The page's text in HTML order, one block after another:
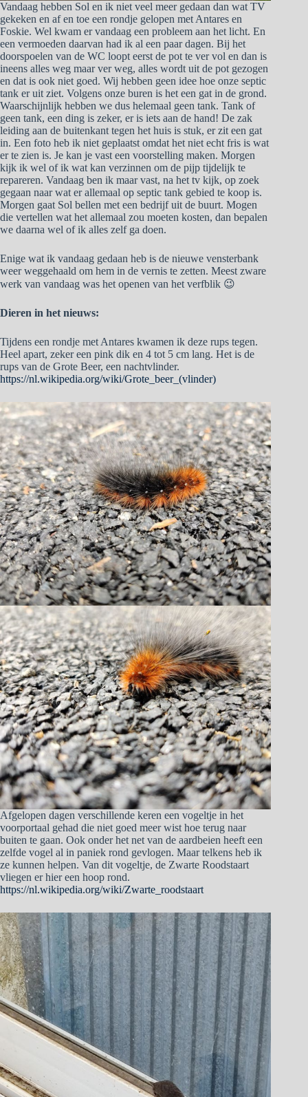
Vandaag hebben Sol en ik niet veel meer gedaan dan wat TV
gekeken en af en toe een rondje gelopen met Antares en
Foskie. Wel kwam er vandaag een probleem aan het licht. En
een vermoeden daarvan had ik al een paar dagen. Bij het
doorspoelen van de WC loopt eerst de pot te ver vol en dan is
ineens alles weg maar ver weg, alles wordt uit de pot gezogen
en dat is ook niet goed. Wij hebben geen idee hoe onze septic
tank er uit ziet. Volgens onze buren is het een gat in de grond.
Waarschijnlijk hebben we dus helemaal geen tank. Tank of
geen tank, een ding is zeker, er is iets aan de hand! De zak
leiding aan de buitenkant tegen het huis is stuk, er zit een gat
in. Een foto heb ik niet geplaatst omdat het niet echt fris is wat
er te zien is. Je kan je vast een voorstelling maken. Morgen
kijk ik wel of ik wat kan verzinnen om de pijp tijdelijk te
repareren. Vandaag ben ik maar vast, na het tv kijk, op zoek
gegaan naar wat er allemaal op septic tank gebied te koop is.
Morgen gaat Sol bellen met een bedrijf uit de buurt. Mogen
die vertellen wat het allemaal zou moeten kosten, dan bepalen
we daarna wel of ik alles zelf ga doen.
Enige wat ik vandaag gedaan heb is de nieuwe vensterbank
weer weggehaald om hem in de vernis te zetten. Meest zware
werk van vandaag was het openen van het verfblik 😉
Dieren in het nieuws:
Tijdens een rondje met Antares kwamen ik deze rups tegen.
Heel apart, zeker een pink dik en 4 tot 5 cm lang. Het is de
rups van de Grote Beer, een nachtvlinder.
https://nl.wikipedia.org/wiki/Grote_beer_(vlinder)
Afgelopen dagen verschillende keren een vogeltje in het
voorportaal gehad die niet goed meer wist hoe terug naar
buiten te gaan. Ook onder het net van de aardbeien heeft een
zelfde vogel al in paniek rond gevlogen. Maar telkens heb ik
ze kunnen helpen. Van dit vogeltje, de Zwarte Roodstaart
vliegen er hier een hoop rond.
https://nl.wikipedia.org/wiki/Zwarte_roodstaart